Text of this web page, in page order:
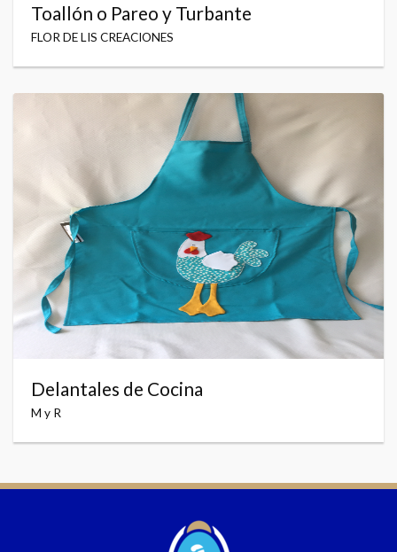
Toallón o Pareo y Turbante
FLOR DE LIS CREACIONES
Delantales de Cocina
M y R